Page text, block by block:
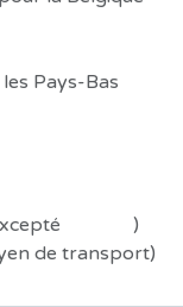
Pays-Bas
)
de transport)